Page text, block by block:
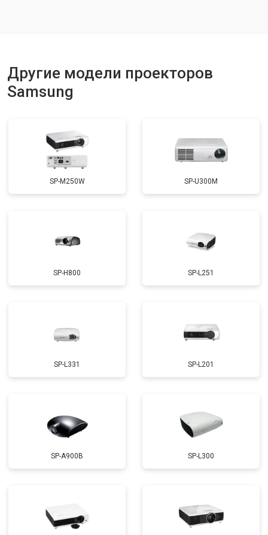
Другие модели проекторов
Samsung
SP-M250W SP-U300M
SP-H800 SP-L251
SP-L331 SP-L201
SP-A900B SP-L300